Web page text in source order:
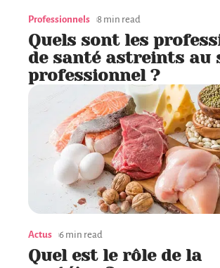
Professionnels 8 min read
Quels sont les
de santé astreints au
professionnel ?
Actus 6 min read
Quel est le rôle de la